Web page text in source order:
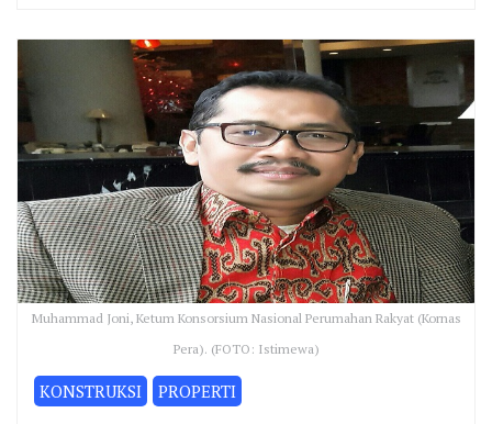
Muhammad Joni, Ketum Konsorsium Nasional Perumahan Rakyat (Kornas
Pera). (FOTO: Istimewa)
KONSTRUKSI PROPERTI